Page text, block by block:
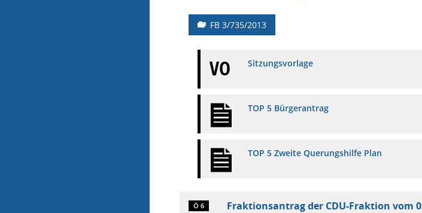
FB 3/735/2013
VO Sitzungsvorlage
TOP 5 Bürgerantrag
TOP 5 Zweite Querungshilfe Plan
Ö 6
Fraktionsantrag der CDU-Fraktion vom